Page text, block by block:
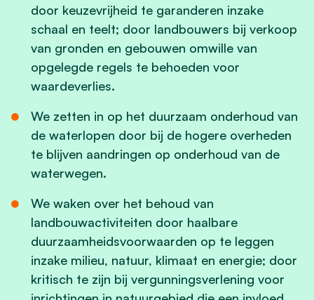
door keuzevrijheid te garanderen inzake
schaal en teelt; door landbouwers bij verkoop
van gronden en gebouwen omwille van
opgelegde regels te behoeden voor
waardeverlies.
We zetten in op het duurzaam onderhoud van
de waterlopen door bij de hogere overheden
te blijven aandringen op onderhoud van de
waterwegen.
We waken over het behoud van
landbouwactiviteiten door haalbare
duurzaamheidsvoorwaarden op te leggen
inzake milieu, natuur, klimaat en energie; door
kritisch te zijn bij vergunningsverlening voor